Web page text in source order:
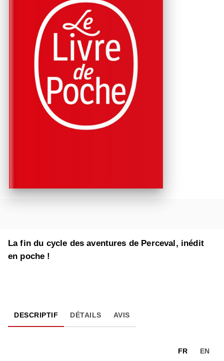
La fin du cycle des aventures de Perceval, inédit
en poche !
DESCRIPTIF DÉTAILS AVIS
FR EN